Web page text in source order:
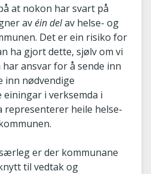
at nokon har svart på
avéin delav helse- og
Det er ein risiko for
ha gjort dette, sjølv om vi
ansvar for å sende inn
inn nødvendige
i verksemda i
representerer heile helse-
er der kommunane
til vedtak og